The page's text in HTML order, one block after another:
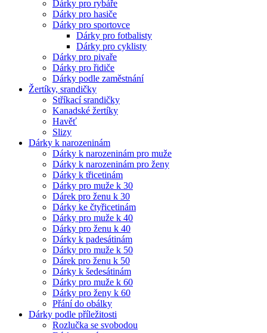
Dárky pro rybáře
Dárky pro hasiče
Dárky pro sportovce
Dárky pro fotbalisty
Dárky pro cyklisty
Dárky pro pivaře
Dárky pro řidiče
Dárky podle zaměstnání
Žertíky, srandičky
Stříkací srandičky
Kanadské žertíky
Havěť
Slizy
Dárky k narozeninám
Dárky k narozeninám pro muže
Dárky k narozeninám pro ženy
Dárky k třicetinám
Dárky pro muže k 30
Dárek pro ženu k 30
Dárky ke čtyřicetinám
Dárky pro muže k 40
Dárky pro ženu k 40
Dárky k padesátinám
Dárky pro muže k 50
Dárek pro ženu k 50
Dárky k šedesátinám
Dárky pro muže k 60
Dárky pro ženy k 60
Přání do obálky
Dárky podle příležitosti
Rozlučka se svobodou